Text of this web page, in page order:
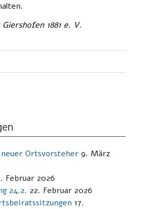
1881 e. V.
Ortsvorsteher 9. März
Februar 2026
24.2. 22. Februar 2026
17.